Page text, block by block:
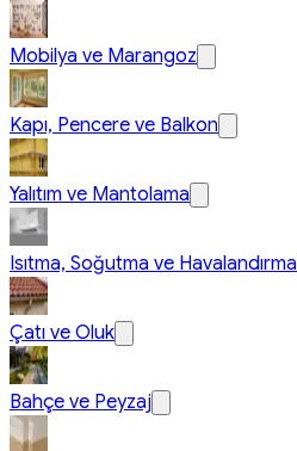
Mobilya ve Marangoz
Kapı, Pencere ve Balkon
Yalıtım ve Mantolama
Isıtma, Soğutma ve Havalandırma
Çatı ve Oluk
Bahçe ve Peyzaj